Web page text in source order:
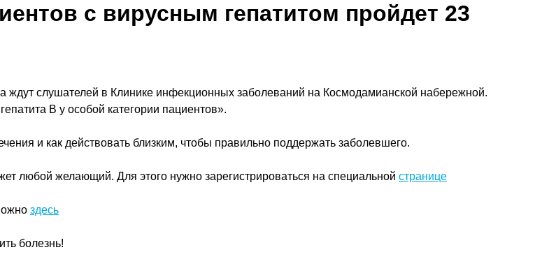
с вирусным гепатитом пройдет 23
слушателей в Клинике инфекционных заболеваний на Космодамианской набережной.
B у особой категории пациентов».
и как действовать близким, чтобы правильно поддержать заболевшего.
любой желающий. Для этого нужно зарегистрироваться на специальной странице
здесь
болезнь!